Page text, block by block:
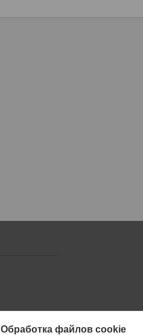
Обработка файлов cookie